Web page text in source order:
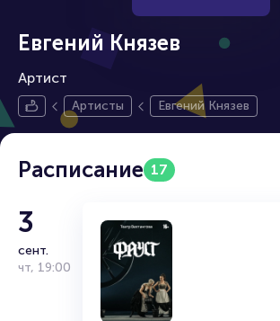
Евгений Князев
Артист
Артисты Евгений Князев
Расписание 17
3
сент.
чт, 19:00